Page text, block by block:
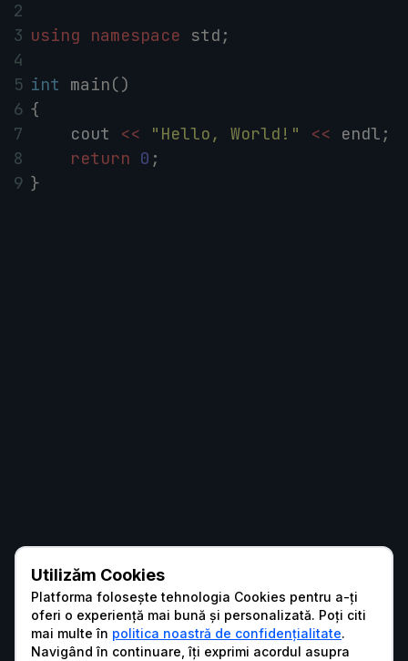
2
3 using namespace std ;
4
5 int main()
6 {
7
cout << "Hello, World!" << endl ;
8
return 0 ;
9 }
Utilizăm Cookies
Platforma folosește tehnologia Cookies pentru a-ți
oferi o experiență mai bună și personalizată. Poți citi
mai multe în politica noastră de confidențialitate.
Navigând în continuare, îți exprimi acordul asupra